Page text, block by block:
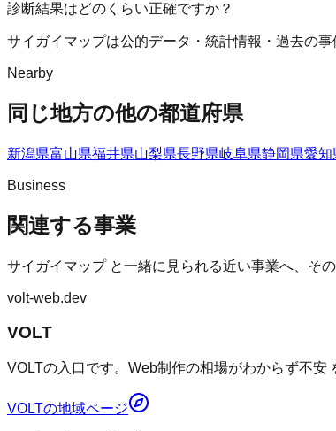
診断結果はどのくらい正確ですか？
サイガイマップは公的データ・統計情報・過去の
Nearby
同じ地方の他の都道府県
新潟県富山県福井県山梨県長野県岐阜県静岡県愛知
Business
関連する事業
サイガイマップと一緒に見られる近い事業へ、その
volt-web.dev
VOLT
VOLTの入口です。Web制作の相場がわからず不
VOLTの地域ページ